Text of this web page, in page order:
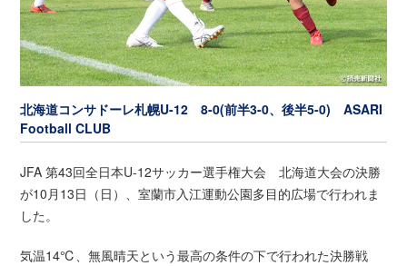
北海道コンサドーレ札幌U-12 8-0(前半3-0、後半5-0) ASARI
Football CLUB
JFA 第43回全日本U-12サッカー選手権大会 北海道大会の決勝
が10月13日（日）、室蘭市入江運動公園多目的広場で行われま
した。
気温14℃、無風晴天という最高の条件の下で行われた決勝戦